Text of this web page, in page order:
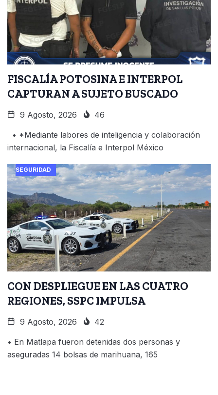
FISCALÍA POTOSINA E INTERPOL
CAPTURAN A SUJETO BUSCADO
9 Agosto, 2026 46
• *Mediante labores de inteligencia y colaboración
internacional, la Fiscalía e Interpol México
SEGURIDAD
CON DESPLIEGUE EN LAS CUATRO
REGIONES, SSPC IMPULSA
9 Agosto, 2026 42
• En Matlapa fueron detenidas dos personas y
aseguradas 14 bolsas de marihuana, 165